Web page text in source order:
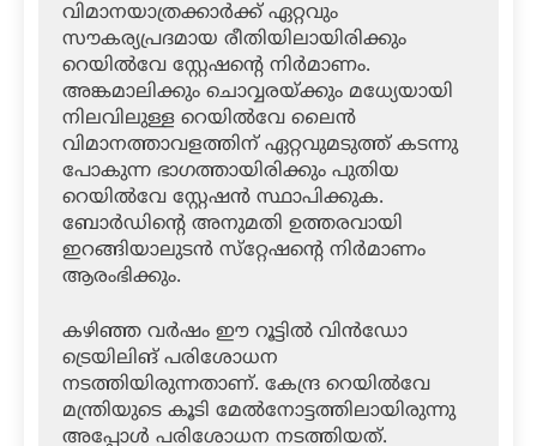
വിമാനയാത്രക്കാര്‍ക്ക് ഏറ്റവും
സൗകര്യപ്രദമായ രീതിയിലായിരിക്കും
റെയില്‍വേ സ്റ്റേഷന്റെ നിര്‍മാണം.
അങ്കമാലിക്കും ചൊവ്വരയ്ക്കും മധ്യേയായി
നിലവിലുള്ള റെയില്‍വേ ലൈന്‍
വിമാനത്താവളത്തിന് ഏറ്റവുമടുത്ത് കടന്നു
പോകുന്ന ഭാഗത്തായിരിക്കും പുതിയ
റെയില്‍വേ സ്റ്റേഷന്‍ സ്ഥാപിക്കുക.
ബോര്‍ഡിന്റെ അനുമതി ഉത്തരവായി
ഇറങ്ങിയാലുടന്‍ സ്‌റ്റേഷന്റെ നിര്‍മാണം
ആരംഭിക്കും.
കഴിഞ്ഞ വര്‍ഷം ഈ റൂട്ടില്‍ വിന്‍ഡോ
ട്രെയിലിങ് പരിശോധന
നടത്തിയിരുന്നതാണ്. കേന്ദ്ര റെയില്‍വേ
മന്ത്രിയുടെ കൂടി മേല്‍നോട്ടത്തിലായിരുന്നു
അപ്പോള്‍ പരിശോധന നടത്തിയത്.